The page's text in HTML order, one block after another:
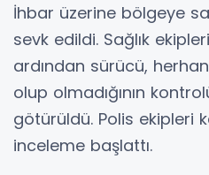
İhbar üzerine bölgeye
sevk edildi. Sağlık
ardından sürücü,
olup olmadığının
götürüldü. Polis ekipleri
inceleme başlattı.